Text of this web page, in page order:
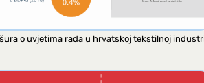
o uvjetima rada u hrvatskoj tekstilnoj